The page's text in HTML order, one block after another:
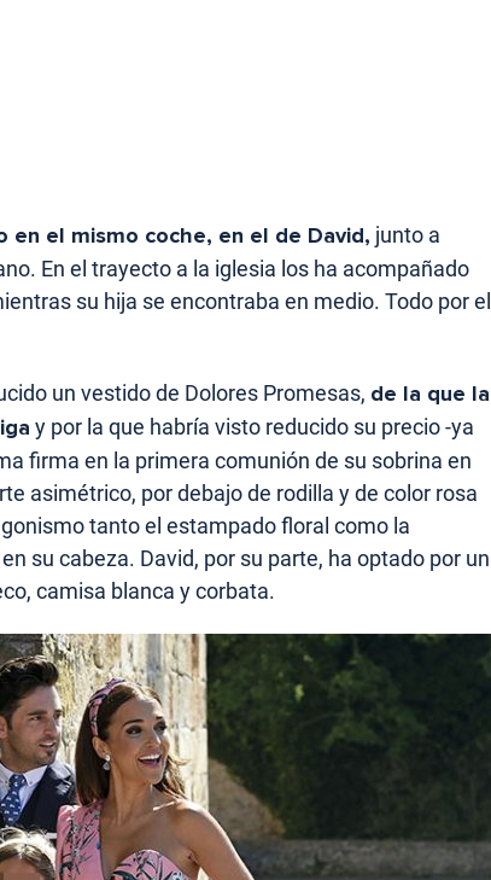
en el mismo coche, en el de David, junto a
En el trayecto a la iglesia los ha acompañado
su hija se encontraba en medio. Todo por el
un vestido de Dolores Promesas, de la que la
y por la que habría visto reducido su precio -ya
firma en la primera comunión de su sobrina en
asimétrico, por debajo de rodilla y de color rosa
tanto el estampado floral como la
su cabeza. David, por su parte, ha optado por un
camisa blanca y corbata.